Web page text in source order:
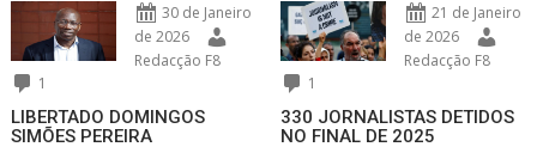
30 de Janeiro
de 2026
Redacção F8
1
LIBERTADO DOMINGOS
SIMÕES PEREIRA
21 de Janeiro
de 2026
Redacção F8
1
330 JORNALISTAS DETIDOS
NO FINAL DE 2025